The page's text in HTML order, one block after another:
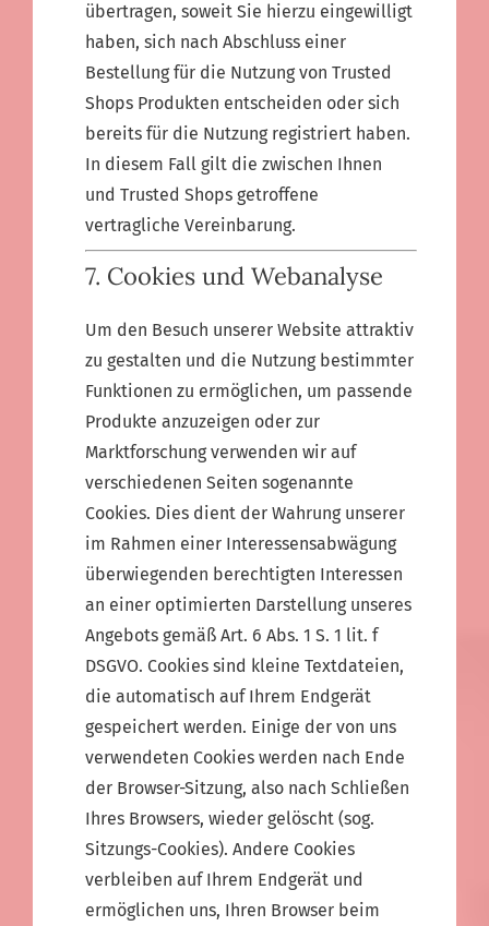
übertragen, soweit Sie hierzu eingewilligt
haben, sich nach Abschluss einer
Bestellung für die Nutzung von Trusted
Shops Produkten entscheiden oder sich
bereits für die Nutzung registriert haben.
In diesem Fall gilt die zwischen Ihnen
und Trusted Shops getroffene
vertragliche Vereinbarung.
7. Cookies und Webanalyse
Um den Besuch unserer Website attraktiv
zu gestalten und die Nutzung bestimmter
Funktionen zu ermöglichen, um passende
Produkte anzuzeigen oder zur
Marktforschung verwenden wir auf
verschiedenen Seiten sogenannte
Cookies. Dies dient der Wahrung unserer
im Rahmen einer Interessensabwägung
überwiegenden berechtigten Interessen
an einer optimierten Darstellung unseres
Angebots gemäß Art. 6 Abs. 1 S. 1 lit. f
DSGVO. Cookies sind kleine Textdateien,
die automatisch auf Ihrem Endgerät
gespeichert werden. Einige der von uns
verwendeten Cookies werden nach Ende
der Browser-Sitzung, also nach Schließen
Ihres Browsers, wieder gelöscht (sog.
Sitzungs-Cookies). Andere Cookies
verbleiben auf Ihrem Endgerät und
ermöglichen uns, Ihren Browser beim